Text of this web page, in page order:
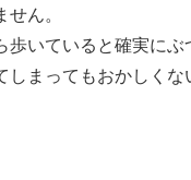
せん。
歩いていると確実にぶ
しまってもおかしく